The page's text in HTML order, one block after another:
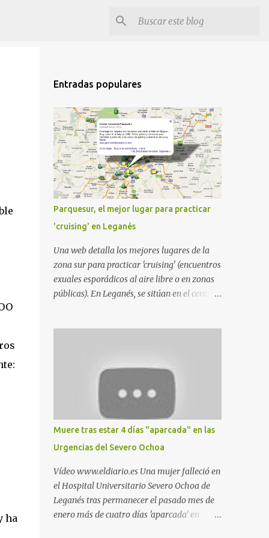
ha
Entradas populares
Parquesur, el mejor lugar para practicar
'cruising' en Leganés
Una web detalla los mejores lugares de la
zona sur para practicar 'cruising' (encuentros
exuales esporádicos al aire libre o en zonas
públicas). En Leganés, se sitúan en el centro
indica esta información recopilada por los
propios practicantes. 'Ante la crisis, disfrute' ,
señalan. "Cruising: Parquesur: para ligar
baños junto a Burger King o H&M. Y si has
pillado pareja ocacional, parking
subterráneo de Leroy Merlin. Otro espacio
para el 'cruising' es enfrente al tanatorio
(junto al estadio municipal de Butarque) y
caminos entre el estadio y Plaza Nueva. Otro
lugar: Escombrera de Polvoranca, entre
Leganés y Móstoles También en el parque de
Muere tras estar 4 días "aparcada" en las
Urgencias del Severo Ochoa
Vídeo www.eldiario.es Una mujer falleció en
el Hospital Universitario Severo Ochoa de
Leganés tras permanecer el pasado mes de
enero más de cuatro días 'aparcada' en